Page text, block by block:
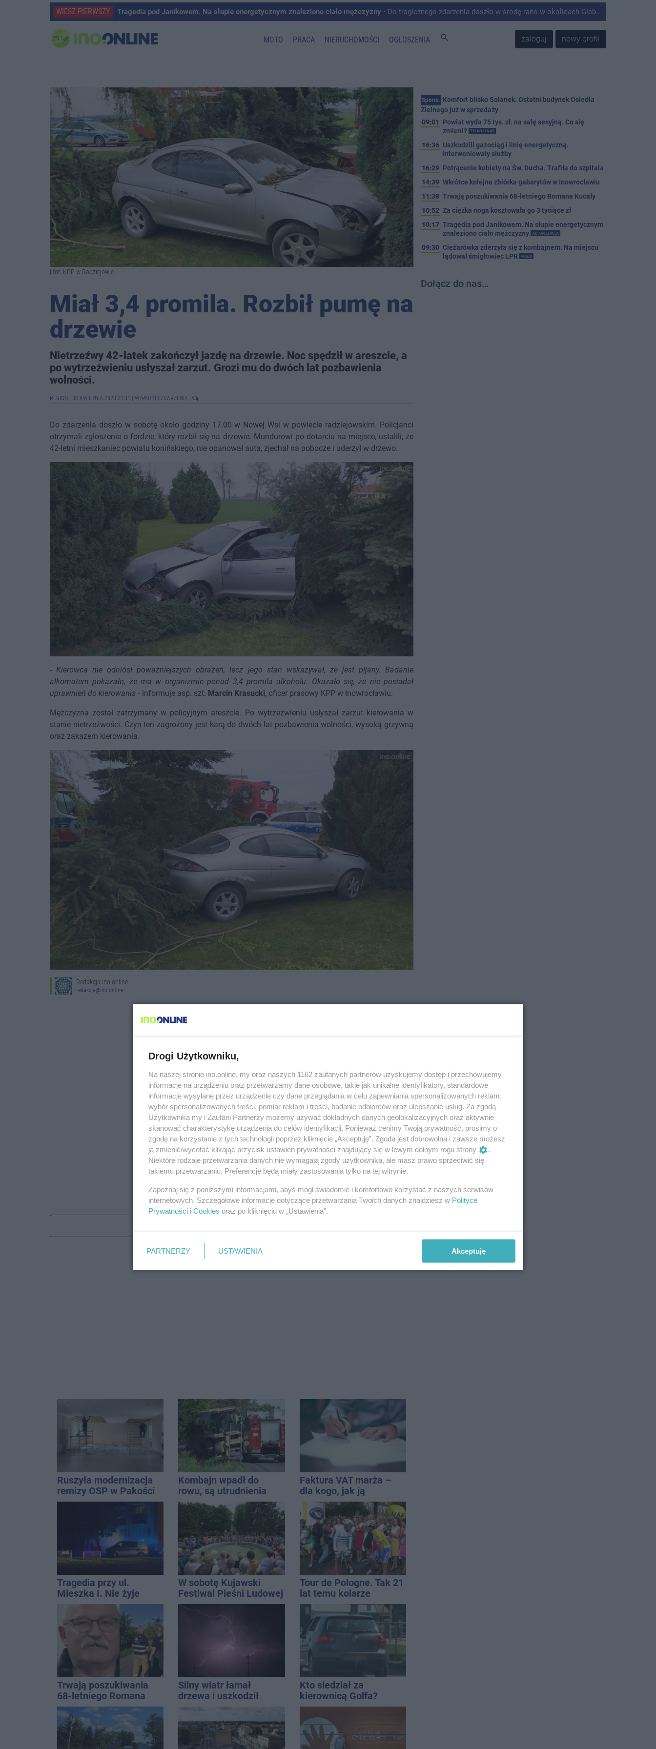
WIESZ PIERWSZY Tragedia pod Janikowem. Na słupie energetycznym znaleziono ciało mężczyzny • Do tragicznego zdarzenia doszło w środę rano w okolicach Giebni koło Janikowa. Wówczas na słupie energetycznym odnaleziono ciało mężczyzny.
MOTO PRACA NIERUCHOMOŚCI OGŁOSZENIA search zaloguj nowy profil
| fot. KPP w Radziejowie
Miał 3,4 promila. Rozbił pumę na
drzewie
Nietrzeźwy 42-latek zakończył jazdę na drzewie. Noc spędził w areszcie, a
po wytrzeźwieniu usłyszał zarzut. Grozi mu do dwóch lat pozbawienia
wolności.
REGION 30 KWIETNIA 2023 21:31 WYPADKI I ZDARZENIA
Do zdarzenia doszło w sobotę około godziny 17.00 w Nowej Wsi w powiecie radziejowskim. Policjanci
otrzymali zgłoszenie o fordzie, który rozbił się na drzewie. Mundurowi po dotarciu na miejsce, ustalili, że
42-letni mieszkaniec powiatu konińskiego, nie opanował auta, zjechał na pobocze i uderzył w drzewo.
-Kierowca nie odniósł poważniejszych obrażeń, lecz jego stan wskazywał, że jest pijany. Badanie
alkomatem pokazało, że ma w organizmie ponad 3,4 promila alkoholu. Okazało się, że nie posiadał
uprawnień do kierowania - informuje asp. szt. Marcin Krasucki, oficer prasowy KPP w Inowrocławiu.
Mężczyzna został zatrzymany w policyjnym areszcie. Po wytrzeźwieniu usłyszał zarzut kierowania w
stanie nietrzeźwości. Czyn ten zagrożony jest karą do dwóch lat pozbawienia wolności, wysoką grzywną
oraz zakazem kierowania.
Redakcja Ino.online
redakcja@ino.online
Ruszyła modernizacja
remizy OSP w Pakości
Kombajn wpadł do
rowu, są utrudnienia
Faktura VAT marża –
dla kogo, jak ją
wystawić i jak rozliczyć
Tragedia przy ul.
Mieszka I. Nie żyje
osoba, która wypadła z
czwartego piętra
W sobotę Kujawski
Festiwal Pieśni Ludowej
Tour de Pologne. Tak 21
lat temu kolarze
startowali z
Inowrocławia
Trwają poszukiwania
68-letniego Romana
Kucały
Silny wiatr łamał
drzewa i uszkodził
dach. To nie koniec
ostrzeżeń
Kto siedział za
kierownicą Golfa?
Kierowca zbiegł po
kolizji
Spons. Komfort blisko Solanek. Ostatni budynek Osiedla
Zielnego już w sprzedaży
09:01
Powiat wyda 75 tys. zł. na salę sesyjną. Co się
zmieni?
TYLKO U NAS
16:36 Uszkodzili gazociąg i linię energetyczną.
Interweniowały służby
16:29 Potrącenie kobiety na Św. Ducha. Trafiła do szpitala
14:39 Wkrótce kolejna zbiórka gabarytów w Inowrocławiu
11:38 Trwają poszukiwania 68-letniego Romana Kucały
10:52 Za ciężka noga kosztowała go 3 tysiące zł
10:17 Tragedia pod Janikowem. Na słupie energetycznym
znaleziono ciało mężczyzny
AKTUALIZACJA
09:30 Ciężarówka zderzyła się z kombajnem. Na miejscu
lądował śmigłowiec LPR
VIDEO
Dołącz do nas…
Drogi Użytkowniku,
Na naszej stronie ino.online, my oraz naszych 1162 zaufanych partnerów uzyskujemy dostęp i przechowujemy
informacje na urządzeniu oraz przetwarzamy dane osobowe, takie jak unikalne identyfikatory, standardowe
informacje wysyłane przez urządzenie czy dane przeglądania w celu zapewniania spersonalizowanych reklam,
wybór spersonalizowanych treści, pomiar reklam i treści, badanie odbiorców oraz ulepszanie usług. Za zgodą
Użytkownika my i Zaufani Partnerzy możemy używać dokładnych danych geolokalizacyjnych oraz aktywnie
skanować charakterystykę urządzenia do celów identyfikacji. Ponieważ cenimy Twoją prywatność, prosimy o
zgodę na korzystanie z tych technologii poprzez kliknięcie „Akceptuję”. Zgoda jest dobrowolna i zawsze możesz
ją zmienić/wycofać klikając przycisk ustawień prywatności znajdujący się w lewym dolnym rogu strony
.
Niektóre rodzaje przetwarzania danych nie wymagają zgody użytkownika, ale masz prawo sprzeciwić się
takiemu przetwarzaniu. Preferencje będą miały zastosowania tylko na tej witrynie.
Zapoznaj się z poniższymi informacjami, abyś mógł świadomie i komfortowo korzystać z naszych serwisów
internetowych. Szczegółowe informacje dotyczące przetwarzania Twoich danych znajdziesz w Polityce
Prywatności i Cookies oraz po kliknięciu w „Ustawienia”.
PARTNERZY USTAWIENIA Akceptuję